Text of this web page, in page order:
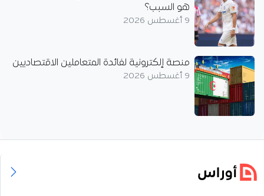
هو السبب؟
9 أغسطس 2026
منصة إلكترونية لفائدة المتعاملين الاقتصاديين
9 أغسطس 2026